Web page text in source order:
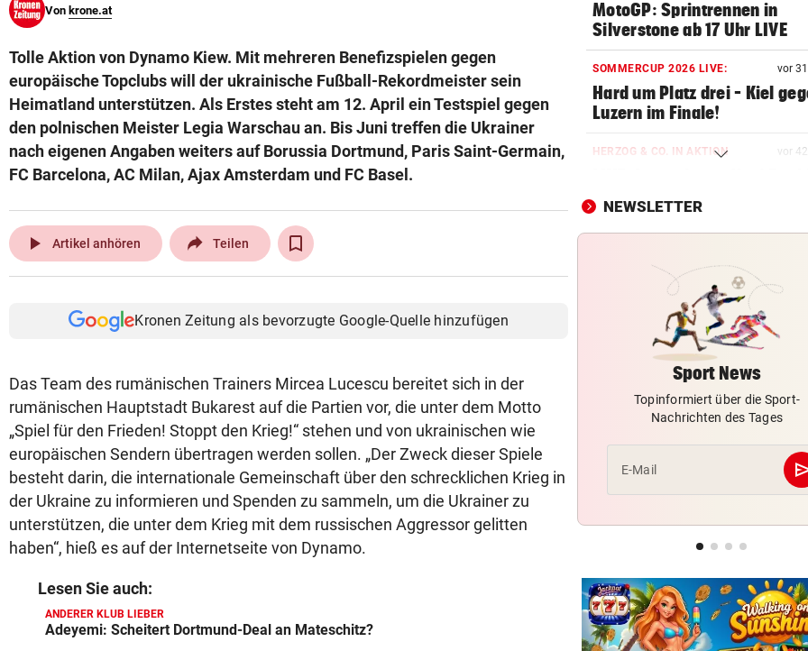
© Krone Multimedia GmbH & Co KG 2026
Von krone.at
Tolle Aktion von Dynamo Kiew. Mit mehreren Benefizspielen gegen
europäische Topclubs will der ukrainische Fußball-Rekordmeister sein
Heimatland unterstützen. Als Erstes steht am 12. April ein Testspiel gegen
den polnischen Meister Legia Warschau an. Bis Juni treffen die Ukrainer
nach eigenen Angaben weiters auf Borussia Dortmund, Paris Saint-Germain,
FC Barcelona, AC Milan, Ajax Amsterdam und FC Basel.
play_arrow Artikel anhören Teilen
Kronen Zeitung als bevorzugte Google-Quelle hinzufügen
Das Team des rumänischen Trainers Mircea Lucescu bereitet sich in der
rumänischen Hauptstadt Bukarest auf die Partien vor, die unter dem Motto
„Spiel für den Frieden! Stoppt den Krieg!“ stehen und von ukrainischen wie
europäischen Sendern übertragen werden sollen. „Der Zweck dieser Spiele
besteht darin, die internationale Gemeinschaft über den schrecklichen Krieg in
der Ukraine zu informieren und Spenden zu sammeln, um die Ukrainer zu
unterstützen, die unter dem Krieg mit dem russischen Aggressor gelitten
haben“, hieß es auf der Internetseite von Dynamo.
Lesen Sie auch:
ANDERER KLUB LIEBER
Adeyemi: Scheitert Dortmund-Deal an Mateschitz?
MotoGP: Sprintrennen in
Silverstone ab 17 Uhr LIVE
SOMMERCUP 2026 LIVE: vor
Hard um Platz drei – Kiel
Luzern im Finale!
HERZOG & CO. IN AKTION vor
gegen Werder Bremen
AFLE TOP-SPIEL:
Wroclav Panthers
NACH ABSCHIED AUS RIED
Sieg! Erfolgreiches Debüt
Senft in Karlsruhe
BUNDESLIGA IM TICKER
LIVE ab 17 Uhr: GAK gegen
Lustenau
Drama um Ilzer-Ass!
Transfer-Hammer um gleich
ÖFB-Teamspieler?
NEWSLETTER
Sport News
Topinformiert über die Sport-
Nachrichten des Tages
E-Mail